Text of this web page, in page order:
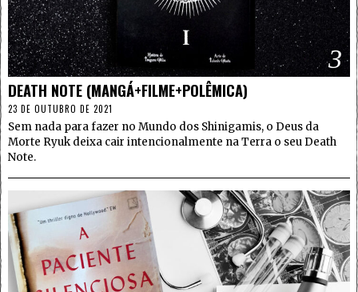
3
DEATH NOTE (MANGÁ+FILME+POLÊMICA)
23 DE OUTUBRO DE 2021
Sem nada para fazer no Mundo dos Shinigamis, o Deus da
Morte Ryuk deixa cair intencionalmente na Terra o seu Death
Note.